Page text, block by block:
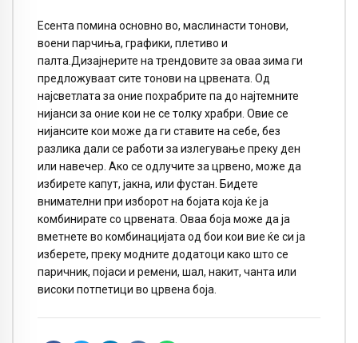
Есента помина основно во, маслинасти тонови,
воени парчиња, графики, плетиво и
палта.Дизајнерите на трендовите за оваа зима ги
предложуваат сите тонови на црвената. Од
најсветлата за оние похрабрите па до најтемните
нијанси за оние кои не се толку храбри. Овие се
нијансите кои може да ги ставите на себе, без
разлика дали се работи за излегување преку ден
или навечер. Ако се одлучите за црвено, може да
избирете капут, јакна, или фустан. Бидете
внимателни при изборот на бојата која ќе ја
комбинирате со црвената. Оваа боја може да ја
вметнете во комбинацијата од бои кои вие ќе си ја
изберете, преку модните додатоци како што се
паричник, појаси и ремени, шал, накит, чанта или
високи потпетици во црвена боја.